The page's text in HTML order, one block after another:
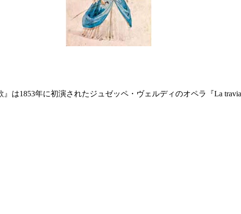
』は1853年に初演されたジュゼッペ・ヴェルディのオペラ『La